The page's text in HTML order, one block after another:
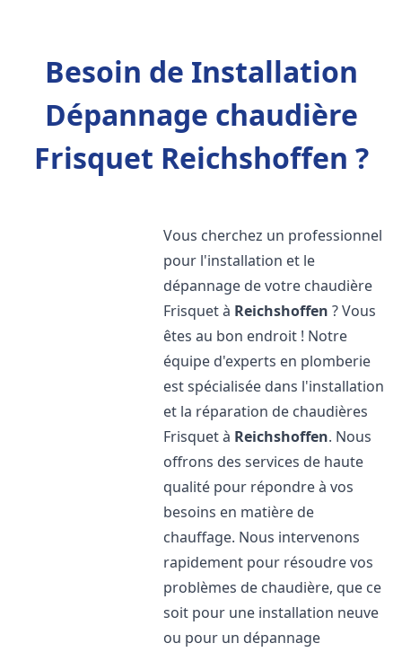
Besoin de Installation
Dépannage chaudière
Frisquet Reichshoffen ?
Vous cherchez un professionnel
pour l'installation et le
dépannage de votre chaudière
Frisquet à Reichshoffen ? Vous
êtes au bon endroit ! Notre
équipe d'experts en plomberie
est spécialisée dans l'installation
et la réparation de chaudières
Frisquet à Reichshoffen. Nous
offrons des services de haute
qualité pour répondre à vos
besoins en matière de
chauffage. Nous intervenons
rapidement pour résoudre vos
problèmes de chaudière, que ce
soit pour une installation neuve
ou pour un dépannage